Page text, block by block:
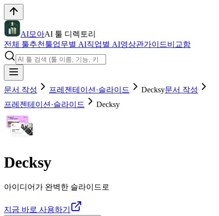
AI모아AI 툴 디렉토리
전체 툴추천툴업무별 AI직업별 AI영상관가이드비교함
문서 작성 프레젠테이션·슬라이드 Decksy문서 작성
프레젠테이션·슬라이드
Decksy
Decksy
아이디어가 완벽한 슬라이드로
지금 바로 사용하기